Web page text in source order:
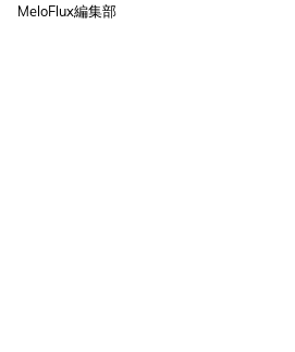
MeloFlux編集部